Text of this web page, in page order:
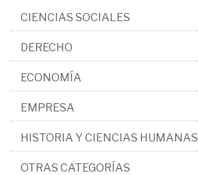
CIENCIAS SOCIALES
DERECHO
ECONOMÍA
EMPRESA
HISTORIA Y CIENCIAS HUMANAS
OTRAS CATEGORÍAS